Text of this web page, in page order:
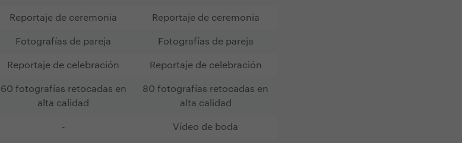
Reportaje de ceremonia Reportaje de ceremonia
Fotografías de pareja Fotografías de pareja
Reportaje de celebración Reportaje de celebración
60 fotografías retocadas en
alta calidad
80 fotografías retocadas en
alta calidad
- Vídeo de boda